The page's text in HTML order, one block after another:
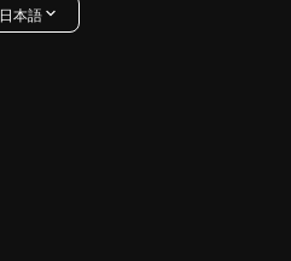
日本語